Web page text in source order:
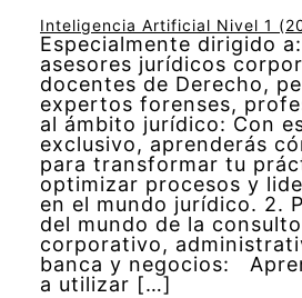
Inteligencia Artificial Nivel 1
Especialmente dirigido
asesores jurídicos
docentes de Derecho,
expertos forenses,
al ámbito jurídico: Con
exclusivo, aprenderás
para transformar tu
optimizar procesos y
en el mundo jurídico. 2.
del mundo de la
corporativo,
banca y negocios:
a utilizar […]